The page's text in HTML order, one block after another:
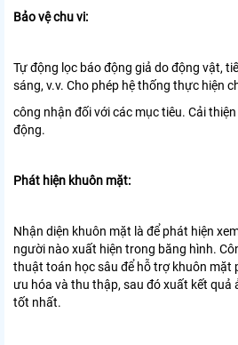
Bảo vệ chu vi:
Tự động lọc báo động giả do động vật,
sáng, v.v. Cho phép hệ thống thực hiện
công nhận đối với các mục tiêu. Cải
động.
Phát hiện khuôn mặt:
Nhận diện khuôn mặt là để phát hiện
người nào xuất hiện trong băng hình.
thuật toán học sâu để hỗ trợ khuôn mặt
ưu hóa và thu thập, sau đó xuất kết quả
tốt nhất.